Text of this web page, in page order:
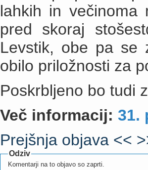
lahkih in
pred skoraj
Levstik, obe pa se
obilo priložnosti za
Poskrbljeno bo tudi
Več informacij: 31.
Prejšnja objava <<
Odziv
Komentarji na to objavo so zaprti.